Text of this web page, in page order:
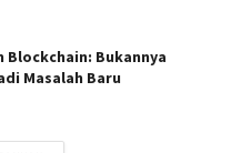
Blockchain: Bukannya
Masalah Baru